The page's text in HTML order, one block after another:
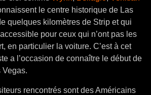
le centre historique de Las
quelques kilomètres de Strip et qui
pour ceux qui n’ont pas les
en particulier la voiture. C’est à cet
a l’occasion de connaître le début de
Vegas.
rencontrés sont des Américains